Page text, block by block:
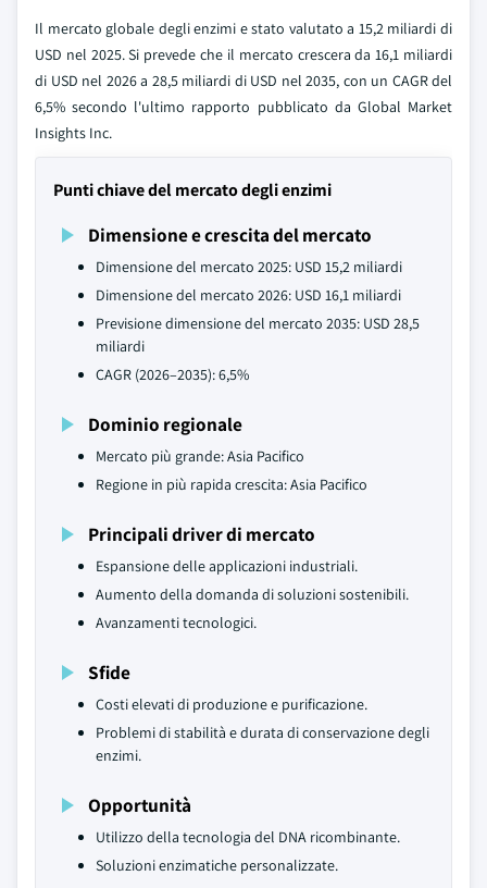
Il mercato globale degli enzimi e stato valutato a 15,2 miliardi di
USD nel 2025. Si prevede che il mercato crescera da 16,1 miliardi
di USD nel 2026 a 28,5 miliardi di USD nel 2035, con un CAGR del
6,5% secondo l'ultimo rapporto pubblicato da Global Market
Insights Inc.
Punti chiave del mercato degli enzimi
Dimensione e crescita del mercato
Dimensione del mercato 2025: USD 15,2 miliardi
Dimensione del mercato 2026: USD 16,1 miliardi
Previsione dimensione del mercato 2035: USD 28,5
miliardi
CAGR (2026–2035): 6,5%
Dominio regionale
Mercato più grande: Asia Pacifico
Regione in più rapida crescita: Asia Pacifico
Principali driver di mercato
Espansione delle applicazioni industriali.
Aumento della domanda di soluzioni sostenibili.
Avanzamenti tecnologici.
Sfide
Costi elevati di produzione e purificazione.
Problemi di stabilità e durata di conservazione degli
enzimi.
Opportunità
Utilizzo della tecnologia del DNA ricombinante.
Soluzioni enzimatiche personalizzate.